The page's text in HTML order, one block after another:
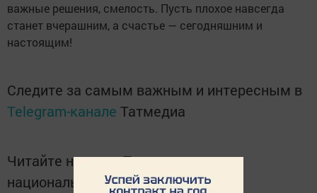
важные решения, смелость. Пусть плохое навсегда
станет вчерашним, а счастье — сегодняшним и
настоящим!
Следите за самым важным и интересным в
Telegram-канале Татмедиа
Читайте новости Татарстана в
национальном мессенджере MАХ: